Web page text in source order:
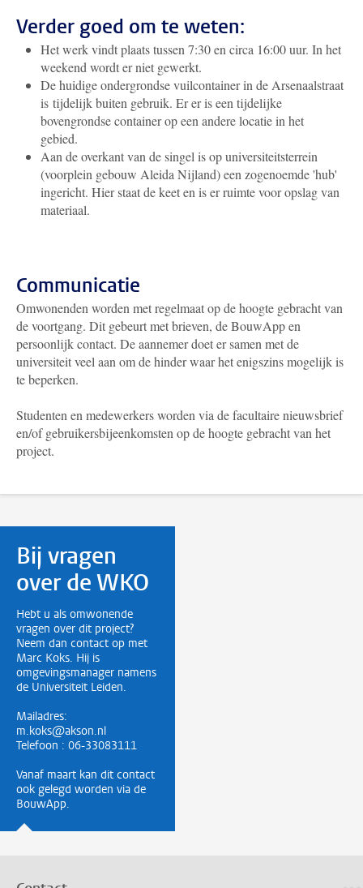
Verder goed om te weten:
Het werk vindt plaats tussen 7:30 en circa 16:00 uur. In het
weekend wordt er niet gewerkt.
De huidige ondergrondse vuilcontainer in de Arsenaalstraat
is tijdelijk buiten gebruik. Er er is een tijdelijke
bovengrondse container op een andere locatie in het
gebied.
Aan de overkant van de singel is op universiteitsterrein
(voorplein gebouw Aleida Nijland) een zogenoemde 'hub'
ingericht. Hier staat de keet en is er ruimte voor opslag van
materiaal.
Communicatie
Omwonenden worden met regelmaat op de hoogte gebracht van
de voortgang. Dit gebeurt met brieven, de BouwApp en
persoonlijk contact. De aannemer doet er samen met de
universiteit veel aan om de hinder waar het enigszins mogelijk is
te beperken.
Studenten en medewerkers worden via de facultaire nieuwsbrief
en/of gebruikersbijeenkomsten op de hoogte gebracht van het
project.
Bij vragen
over de WKO
Hebt u als omwonende
vragen over dit project?
Neem dan contact op met
Marc Koks. Hij is
omgevingsmanager namens
de Universiteit Leiden.
Mailadres:
m.koks@akson.nl
Telefoon : 06-33083111
Vanaf maart kan dit contact
ook gelegd worden via de
BouwApp.